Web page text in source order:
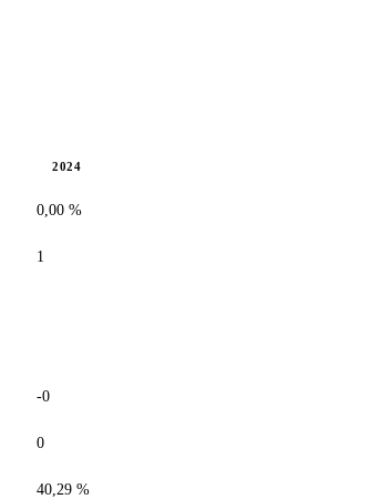
2024
0,00 %
1
-0
0
40,29 %